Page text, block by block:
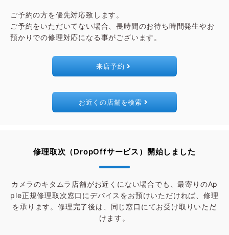
ご予約の方を優先対応致します。
ご予約をいただいてない場合、長時間のお待ち時間発生やお
預かりでの修理対応になる事がございます。
来店予約
お近くの店舗を検索
修理取次（DropOffサービス）開始しました
カメラのキタムラ店舗がお近くにない場合でも、最寄りのAp
ple正規修理取次窓口にデバイスをお預けいただければ、修理
を承ります。 修理完了後は、同じ窓口にてお受け取りいただ
けます。